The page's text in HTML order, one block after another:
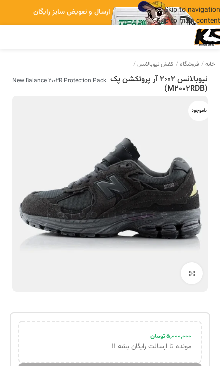
Skip to navigation
Skip to main content
ارسال و تعویض سایز رایگان
خانه فروشگاه کفش نیوبالانس
نیوبالانس 2002 آر پروتکشن پک
(M2002RDB)
New Balance 2002R Protection Pack
ناموجود
۵,۰۰۰,۰۰۰تومان
مونده تا ارسالت رایگان بشه !!